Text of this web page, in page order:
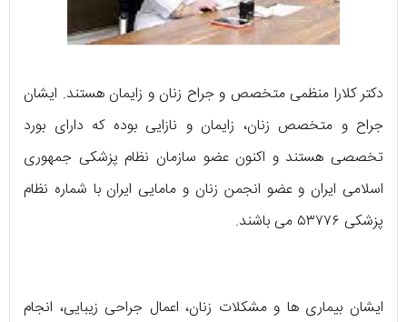
دکتر کلارا منظمی متخصص و جراح زنان و زایمان هستند. ایشان
جراح و متخصص زنان، زایمان و نازایی بوده که دارای بورد
تخصصی هستند و اکنون عضو سازمان نظام پزشکی جمهوری
اسلامی ایران و عضو انجمن زنان و مامایی ایران با شماره نظام
پزشکی ۵۳۷۷۶ می باشند.
ایشان بیماری ها و مشکلات زنان، اعمال جراحی زیبایی، انجام